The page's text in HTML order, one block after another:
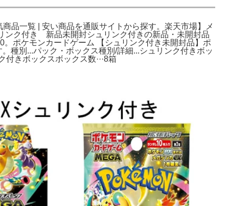
品一覧 | 安い商品を通販サイトから探す。楽天市場】メ
ンク付き 新品未開封シュリンク付きの新品・未開封品
ポケモンカードゲーム 【シュリンク付き未開封品】ポ
種別...パック・ボックス種別/詳細...シュリンク付きボッ
付きボックスボックス数···8箱